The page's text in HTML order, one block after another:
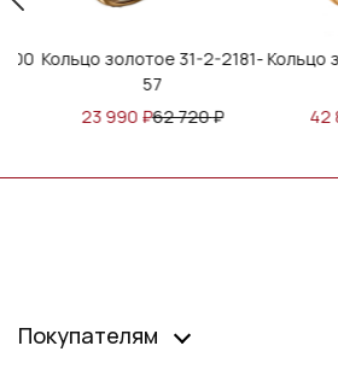
2181-Кольцо золотое 31-2-2941-
57
42 890₽112 130
Покупателям